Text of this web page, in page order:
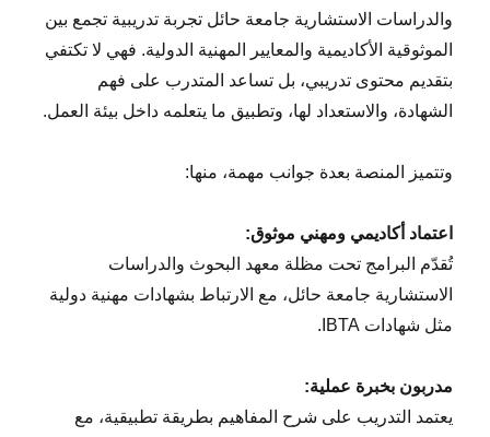
والدراسات الاستشارية جامعة حائل تجربة تدريبية تجمع بين
الموثوقية الأكاديمية والمعايير المهنية الدولية. فهي لا تكتفي
بتقديم محتوى تدريبي، بل تساعد المتدرب على فهم
الشهادة، والاستعداد لها، وتطبيق ما يتعلمه داخل بيئة العمل.
وتتميز المنصة بعدة جوانب مهمة، منها:
اعتماد أكاديمي ومهني موثوق:
تُقدّم البرامج تحت مظلة معهد البحوث والدراسات
الاستشارية جامعة حائل، مع الارتباط بشهادات مهنية دولية
مثل شهادات IBTA.
مدربون بخبرة عملية:
يعتمد التدريب على شرح المفاهيم بطريقة تطبيقية، مع